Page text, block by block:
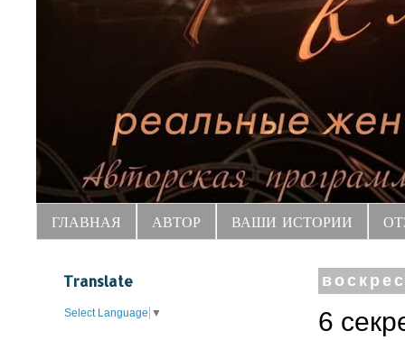
ГЛАВНАЯ АВТОР ВАШИ ИСТОРИИ
6
Translate
Select Language ▼